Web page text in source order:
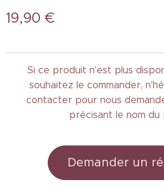
19,90 €
Si ce produit n'est plus
souhaitez le commander,
contacter pour nous
précisant le nom du
Demander un